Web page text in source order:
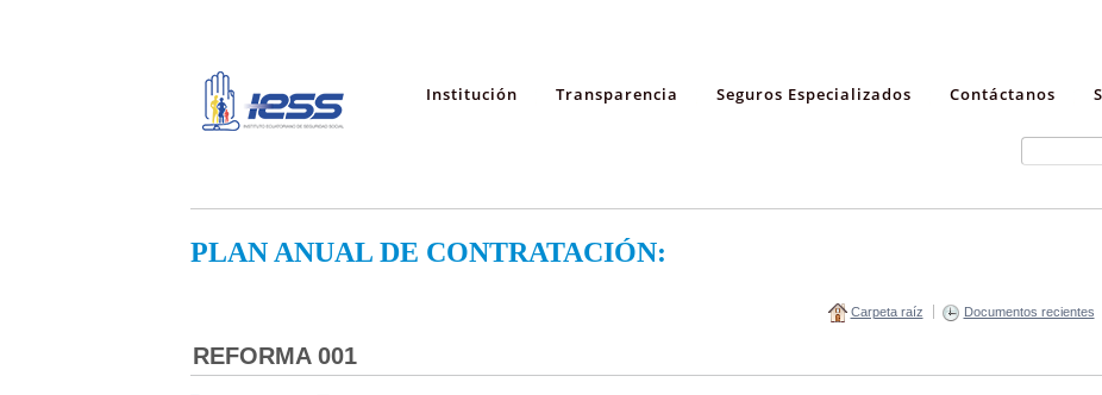
Institución Transparencia Seguros Especializados Contáctanos
PLAN ANUAL DE CONTRATACIÓN:
Carpeta raíz Documentos recientes
REFORMA 001